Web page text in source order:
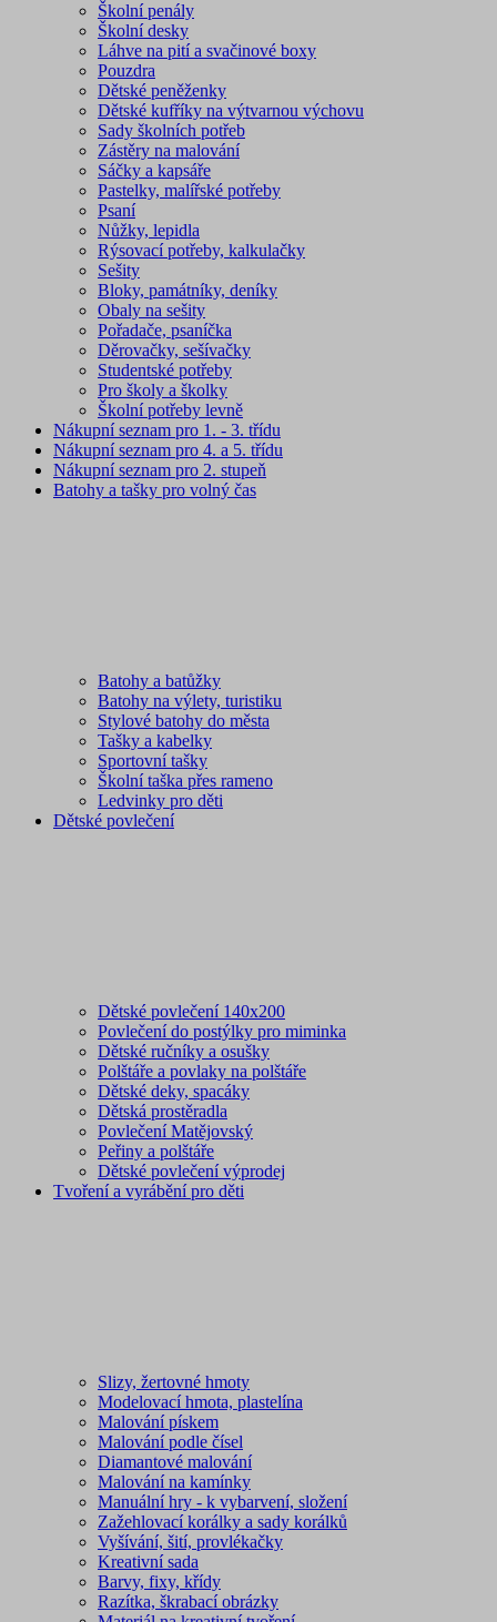
Školní penály
Školní desky
Láhve na pití a svačinové boxy
Pouzdra
Dětské peněženky
Dětské kufříky na výtvarnou výchovu
Sady školních potřeb
Zástěry na malování
Sáčky a kapsáře
Pastelky, malířské potřeby
Psaní
Nůžky, lepidla
Rýsovací potřeby, kalkulačky
Sešity
Bloky, památníky, deníky
Obaly na sešity
Pořadače, psaníčka
Děrovačky, sešívačky
Studentské potřeby
Pro školy a školky
Školní potřeby levně
Nákupní seznam pro 1. - 3. třídu
Nákupní seznam pro 4. a 5. třídu
Nákupní seznam pro 2. stupeň
Batohy a tašky pro volný čas
Batohy a batůžky
Batohy na výlety, turistiku
Stylové batohy do města
Tašky a kabelky
Sportovní tašky
Školní taška přes rameno
Ledvinky pro děti
Dětské povlečení
Dětské povlečení 140x200
Povlečení do postýlky pro miminka
Dětské ručníky a osušky
Polštáře a povlaky na polštáře
Dětské deky, spacáky
Dětská prostěradla
Povlečení Matějovský
Peřiny a polštáře
Dětské povlečení výprodej
Tvoření a vyrábění pro děti
Slizy, žertovné hmoty
Modelovací hmota, plastelína
Malování pískem
Malování podle čísel
Diamantové malování
Malování na kamínky
Manuální hry - k vybarvení, složení
Zažehlovací korálky a sady korálků
Vyšívání, šití, provlékačky
Kreativní sada
Barvy, fixy, křídy
Razítka, škrabací obrázky